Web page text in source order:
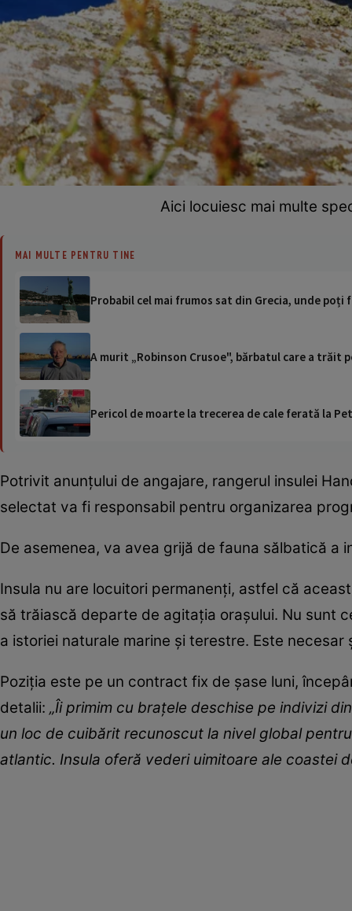
Aici locuiesc mai multe
MAI MULTE PENTRU TINE
Probabil cel mai frumos sat din Grecia, unde
A murit „Robinson Crusoe", bărbatul care a trăit
Pericol de moarte la trecerea de cale ferată la
Potrivit anunțului de angajare, rangerul insulei
selectat va fi responsabil pentru organizarea
De asemenea, va avea grijă de fauna sălbatică a
Insula nu are locuitori permanenți, astfel că
să trăiască departe de agitația orașului. Nu sunt
a istoriei naturale marine și terestre. Este
Poziția este pe un contract fix de șase luni,
detalii: „Îi primim cu brațele deschise pe indivizi
un loc de cuibărit recunoscut la nivel global
atlantic. Insula oferă vederi uimitoare ale coastei